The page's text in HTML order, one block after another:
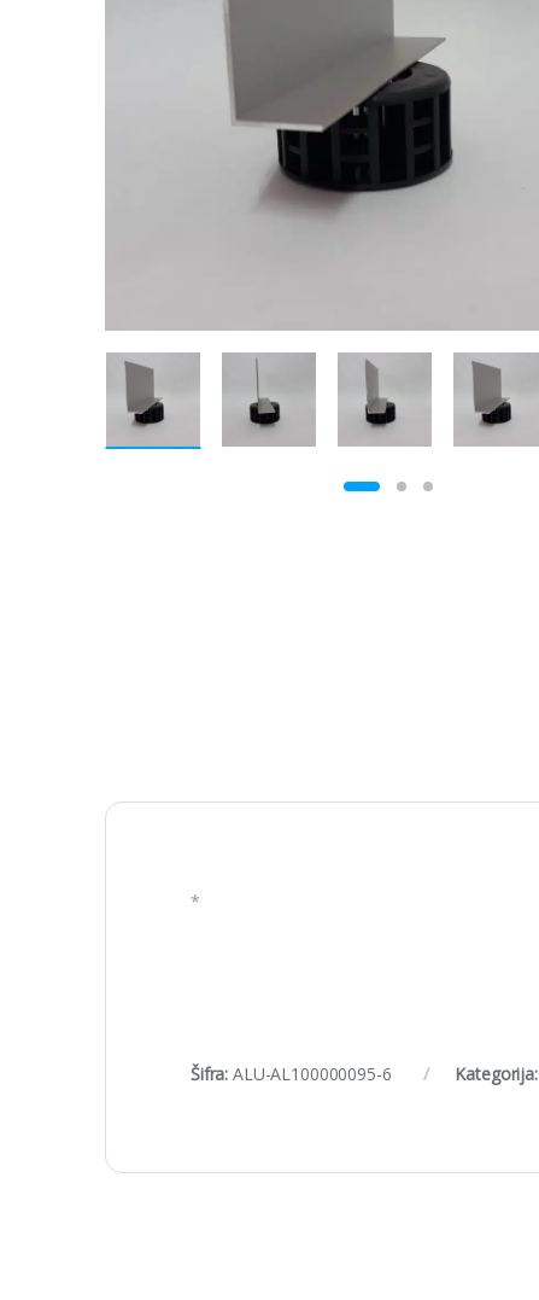
*
Šifra:ALU-AL100000095-6 Kategorija: